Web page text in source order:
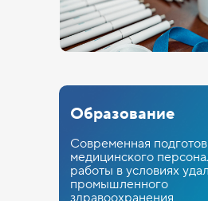
Образование
Современная
медицинского
работы в условиях
промышленного
здравоохранения